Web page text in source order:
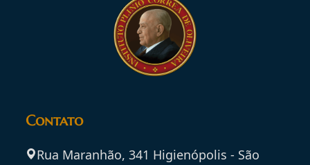
Contato
Rua Maranhão, 341 Higienópolis - São